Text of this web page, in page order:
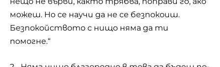
можеш. Но се научи да не се безпокоиш.
Безпокойството с нищо няма да ти
помогне.“